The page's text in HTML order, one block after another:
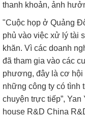
thanh khoản, ảnh
"Cuộc họp ở Quảng
phủ vào việc xử lý tài
khăn. Vì các doanh
đã tham gia vào các
phương, đây là cơ hội
những công ty có tình
chuyện trực tiếp”,
house R&D China